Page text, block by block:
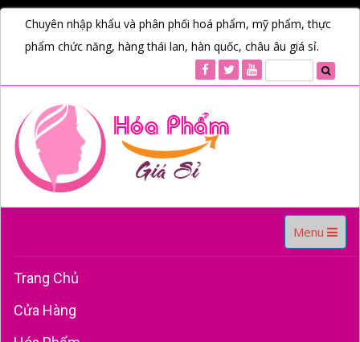
Chuyên nhập khẩu và phân phối hoá phẩm, mỹ phẩm, thực
phẩm chức năng, hàng thái lan, hàn quốc, châu âu giá sỉ.
Toggle
navigation
Menu
Trang Chủ
Cửa Hàng